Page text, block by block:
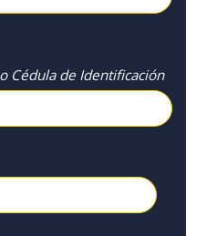
Cédula de Identificación